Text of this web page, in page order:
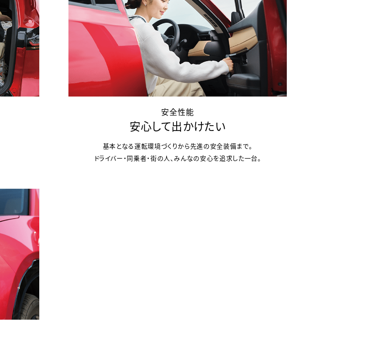
安全性能
安心して出かけたい
基本となる運転環境づくりから先進の安全装備まで。
ドライバー・同乗者・街の人、みんなの安心を追求した一台。